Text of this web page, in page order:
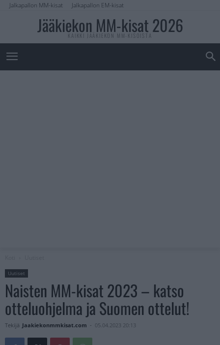
Jalkapallon MM-kisat Jalkapallon EM-kisat
Jääkiekon MM-kisat 2026
KAIKKI JÄÄKIEKON MM-KISOISTA
Uutiset
Naisten MM-kisat 2023 – katso
otteluohjelma ja Suomen ottelut!
Tekijä Jaakiekonmmkisat.com - 05.04.2023 20:13